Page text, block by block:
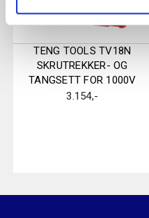
TENG TOOLS TV18N
SKRUTREKKER- OG
TANGSETT FOR 1000V
3.154,-